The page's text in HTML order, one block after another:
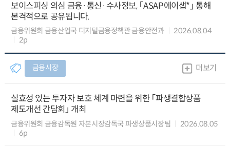
보이스피싱 의심 금융·통신·수사정보, 「ASAP에이샙*」 통해
본격적으로 공유됩니다.
금융위원회 금융산업국 디지털금융정책관 금융안전과
2026.08.04
2p
금융시장 더보기
실효성 있는 투자자 보호 체계 마련을 위한 「파생결합상품
제도개선 간담회」 개최
금융위원회 금융감독원 자본시장감독국 파생상품시장팀
2026.08.05
6p